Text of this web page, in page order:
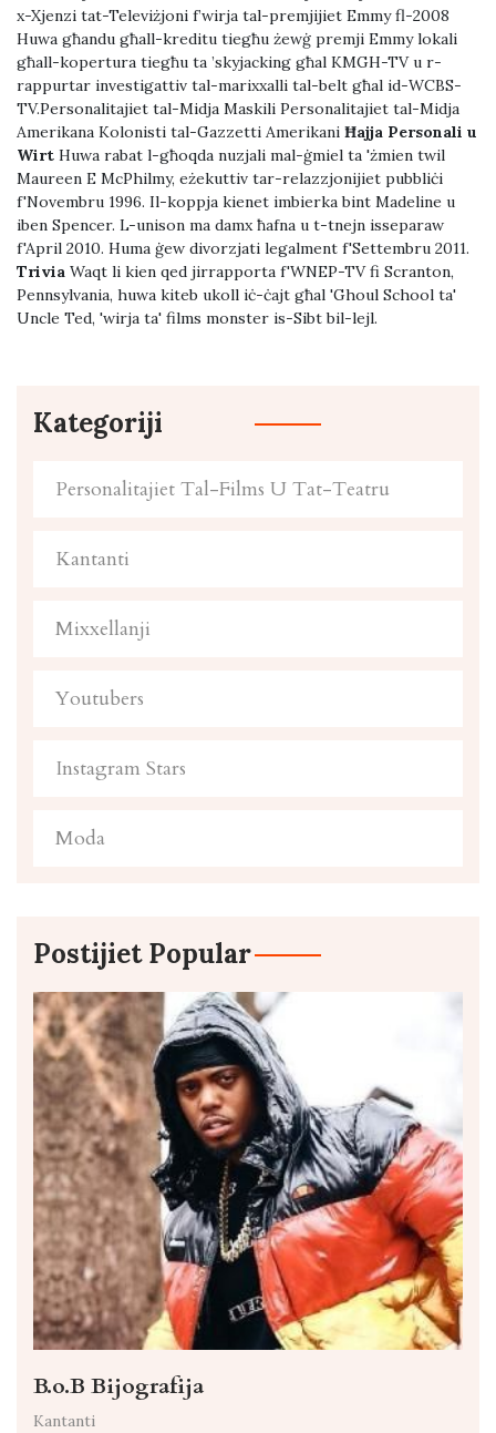
x-Xjenzi tat-Televiżjoni f’wirja tal-premjijiet Emmy fl-2008
Huwa għandu għall-kreditu tiegħu żewġ premji Emmy lokali
għall-kopertura tiegħu ta ’skyjacking għal KMGH-TV u r-
rappurtar investigattiv tal-marixxalli tal-belt għal id-WCBS-
TV.Personalitajiet tal-Midja Maskili Personalitajiet tal-Midja
Amerikana Kolonisti tal-Gazzetti Amerikani Ħajja Personali u
Wirt Huwa rabat l-għoqda nuzjali mal-ġmiel ta 'żmien twil
Maureen E McPhilmy, eżekuttiv tar-relazzjonijiet pubbliċi
f'Novembru 1996. Il-koppja kienet imbierka bint Madeline u
iben Spencer. L-unison ma damx ħafna u t-tnejn isseparaw
f'April 2010. Huma ġew divorzjati legalment f'Settembru 2011.
Trivia Waqt li kien qed jirrapporta f'WNEP-TV fi Scranton,
Pennsylvania, huwa kiteb ukoll iċ-ċajt għal 'Ghoul School ta'
Uncle Ted, 'wirja ta' films monster is-Sibt bil-lejl.
Kategoriji
Personalitajiet Tal-Films U Tat-Teatru
Kantanti
Mixxellanji
Youtubers
Instagram Stars
Moda
Postijiet Popular
B.o.B Bijografija
Kantanti